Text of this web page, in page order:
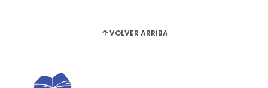
VOLVER ARRIBA